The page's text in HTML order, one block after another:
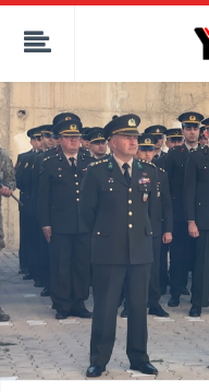
kaçak bahis
deneme bonusu
canlı bahis siteleri
deneme bonusu veren siteler
bahis siteleri
porno izle